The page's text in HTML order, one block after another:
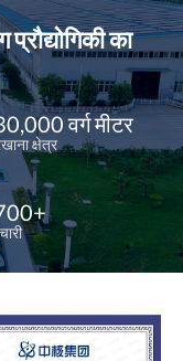
का
वर्ग मीटर
क्षेत्र